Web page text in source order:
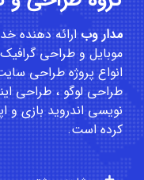
مدار وبارائه دهنده
موبایلوطراحی گرافیک
انواع پروژه طراحی
طراحی لوگو ، طراحی
نویسی اندروید بازی و
کرده است.